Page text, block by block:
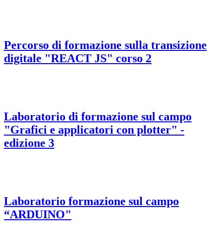
Percorso di formazione sulla transizione
digitale "REACT JS" corso 2
Laboratorio di formazione sul campo
"Grafici e applicatori con plotter" -
edizione 3
Laboratorio formazione sul campo
“ARDUINO"